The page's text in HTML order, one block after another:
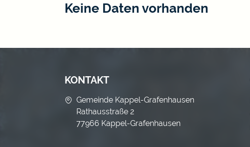
Keine Daten vorhanden
KONTAKT
Gemeinde Kappel-Grafenhausen
Rathausstraße 2
77966 Kappel-Grafenhausen